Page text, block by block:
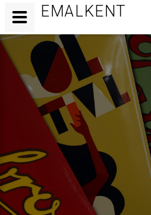
EMALKENT